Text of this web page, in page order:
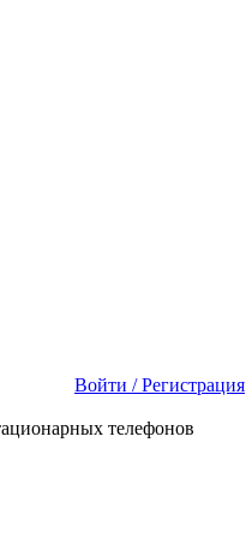
Войти / Регистрация
телефонов